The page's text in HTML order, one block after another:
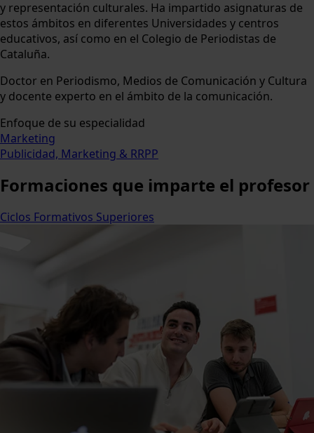
y representación culturales. Ha impartido asignaturas de
estos ámbitos en diferentes Universidades y centros
educativos, así como en el Colegio de Periodistas de
Cataluña.
Doctor en Periodismo, Medios de Comunicación y Cultura
y docente experto en el ámbito de la comunicación.
Enfoque de su especialidad
Marketing
Publicidad, Marketing & RRPP
Formaciones que imparte el profesor
Ciclos Formativos Superiores